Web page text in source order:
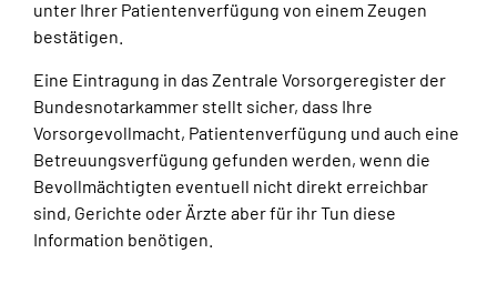
unter Ihrer Patientenverfügung von einem Zeugen
bestätigen.
Eine Eintragung in das Zentrale Vorsorgeregister der
Bundesnotarkammer stellt sicher, dass Ihre
Vorsorgevollmacht, Patientenverfügung und auch eine
Betreuungsverfügung gefunden werden, wenn die
Bevollmächtigten eventuell nicht direkt erreichbar
sind, Gerichte oder Ärzte aber für ihr Tun diese
Information benötigen.